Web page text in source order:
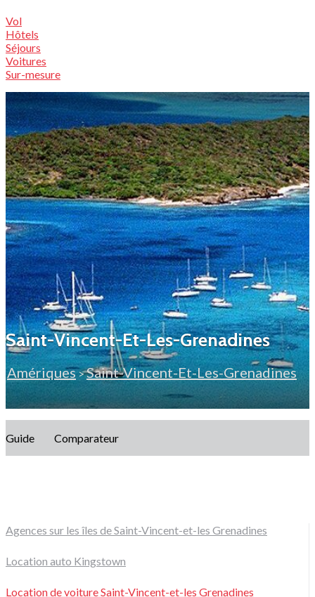
Vol
Hôtels
Séjours
Voitures
Sur-mesure
Saint-Vincent-Et-Les-Grenadines
Amériques>Saint-Vincent-Et-Les-Grenadines
Guide Comparateur
Agences sur les îles de Saint-Vincent-et-les Grenadines
Location auto Kingstown
Location de voiture Saint-Vincent-et-les Grenadines